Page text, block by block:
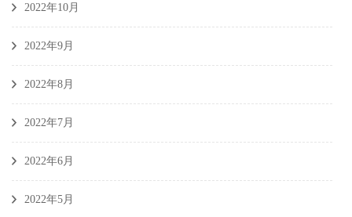
2022年10月
2022年9月
2022年8月
2022年7月
2022年6月
2022年5月